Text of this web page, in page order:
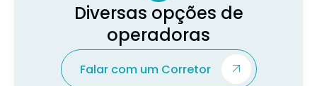
Diversas opções de
operadoras
Falar com um Corretor